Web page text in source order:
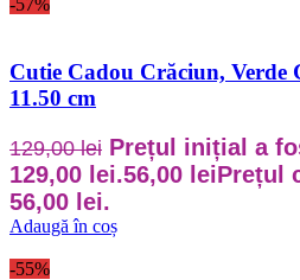
-57%
Cutie Cadou Crăciun, Verde
11.50 cm
129,00lei Prețul inițial a
129,00 lei.56,00 leiPrețul
56,00 lei.
Adaugă în coș
-55%